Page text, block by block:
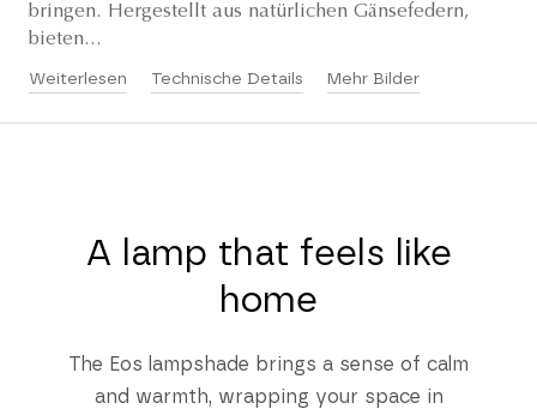
bringen. Hergestellt aus natürlichen Gänsefedern,
bieten...
Weiterlesen Technische Details Mehr Bilder
A lamp that feels like
home
The Eos lampshade brings a sense of calm
and warmth, wrapping your space in